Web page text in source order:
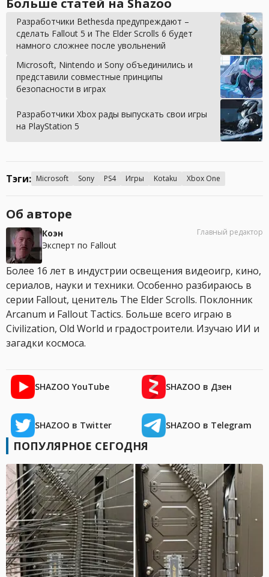
Больше статей на Shazoo
Разработчики Bethesda предупреждают –
сделать Fallout 5 и The Elder Scrolls 6 будет
намного сложнее после увольнений
Microsoft, Nintendo и Sony объединились и
представили совместные принципы
безопасности в играх
Разработчики Xbox рады выпускать свои игры
на PlayStation 5
Тэги: Microsoft Sony PS4 Игры Kotaku Xbox One
Об авторе
Коэн
Эксперт по Fallout
Главный редактор
Более 16 лет в индустрии освещения видеоигр, кино,
сериалов, науки и техники. Особенно разбираюсь в
серии Fallout, ценитель The Elder Scrolls. Поклонник
Arcanum и Fallout Tactics. Больше всего играю в
Civilization, Old World и градостроители. Изучаю ИИ и
загадки космоса.
SHAZOO YouTube SHAZOO в Дзен
SHAZOO в Twitter SHAZOO в Telegram
ПОПУЛЯРНОЕ СЕГОДНЯ